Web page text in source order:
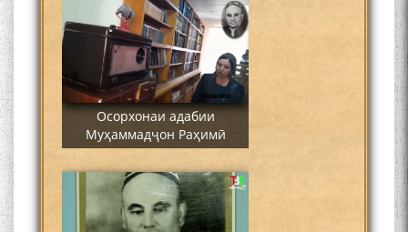
Осорхонаи адабии
Муҳаммадҷон Раҳимӣ